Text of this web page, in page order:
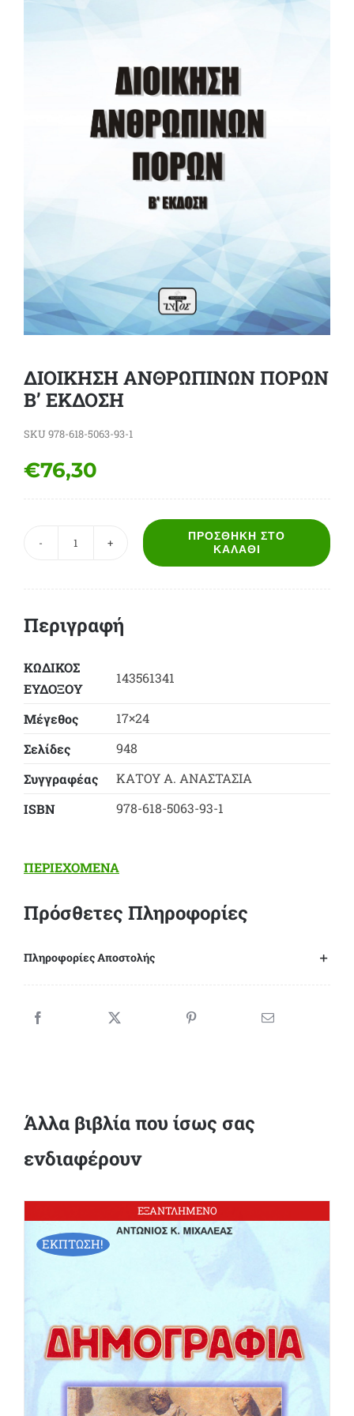
ΔΙΟΙΚΗΣΗ ΑΝΘΡΩΠΙΝΩΝ ΠΟΡΩΝ
Β’ ΕΚΔΟΣΗ
SKU 978-618-5063-93-1
€76,30
ΔΙΟΙΚΗΣΗ
ΑΝΘΡΩΠΙΝΩΝ
ΕΚΔΟΣΗ
ΠΡΟΣΘΉΚΗ ΣΤΟ
ΚΑΛΆΘΙ
Περιγραφή
ΚΩΔΙΚΟΣ
ΕΥΔΟΞΟY
143561341
Μέγεθος
17×24
Σελίδες
948
Συγγραφέας
ΚΑΤΟΥ Α. ΑΝΑΣΤΑΣΙΑ
ΙSBN
978-618-5063-93-1
ΠΕΡΙΕΧΟΜΕΝΑ
Πρόσθετες Πληροφορίες
Πληροφορίες Αποστολής
Άλλα βιβλία που ίσως σας
ενδιαφέρουν
ΕΞΑΝΤΛΗΜΕΝΟ
ΕΚΠΤΩΣΗ!